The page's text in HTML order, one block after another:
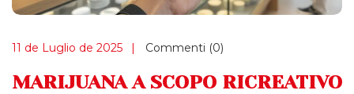
11 de Luglio de 2025 Commenti (0)
MARIJUANA A SCOPO RICREATIVO